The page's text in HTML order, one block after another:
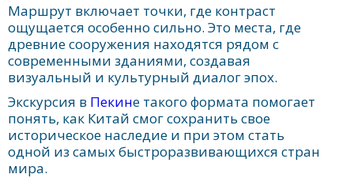
Маршрут включает точки, где контраст
ощущается особенно сильно. Это места, где
древние сооружения находятся рядом с
современными зданиями, создавая
визуальный и культурный диалог эпох.
Экскурсия в Пекине такого формата помогает
понять, как Китай смог сохранить свое
историческое наследие и при этом стать
одной из самых быстроразвивающихся стран
мира.